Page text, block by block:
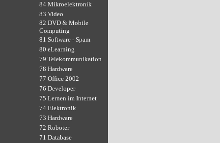
84 Mikroelektronik
83 Video
82 DVD & Mobile
Computing
81 Software - Spam
80 eLearning
79 Telekommunikation
78 Hardware
77 Office 2002
76 Developer
75 Lernen im Internet
74 Elektronik
73 Hardware
72 Roboter
71 Database